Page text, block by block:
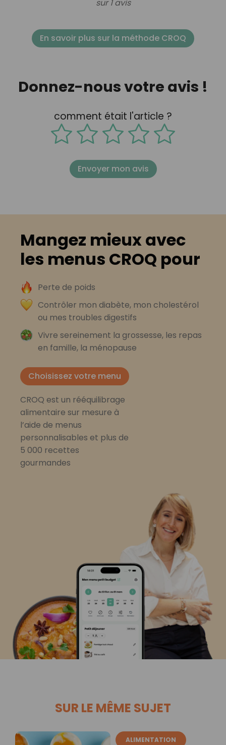
sur 1 avis
En savoir plus sur la méthode CROQ
Donnez-nous votre avis !
comment était l'article ?
Envoyer mon avis
Mangez mieux avec
les menus CROQ pour
Perte de poids
Contrôler mon diabète, mon cholestérol
ou mes troubles digestifs
Vivre sereinement la grossesse, les repas
en famille, la ménopause
Choisissez votre menu
CROQ est un rééquilibrage
alimentaire sur mesure à
l’aide de menus
personnalisables et plus de
5 000 recettes
gourmandes
SUR LE MÊME SUJET
ALIMENTATION